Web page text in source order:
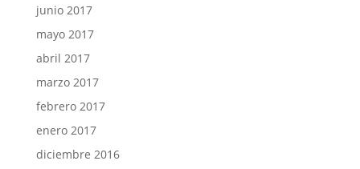
junio 2017
mayo 2017
abril 2017
marzo 2017
febrero 2017
enero 2017
diciembre 2016